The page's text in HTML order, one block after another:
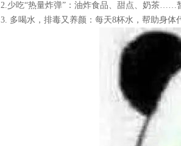
2.少吃“热量炸弹”：油炸食品、甜点、奶茶……
3. 多喝水，排毒又养颜：每天8杯水，帮助身体